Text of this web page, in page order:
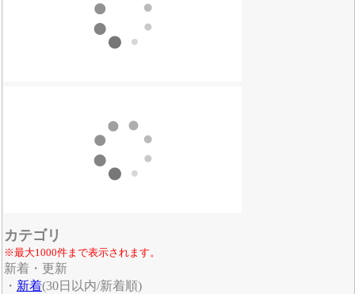
カテゴリ
※最大1000件まで表示されます。
新着・更新
・ 新着(30日以内/新着順)